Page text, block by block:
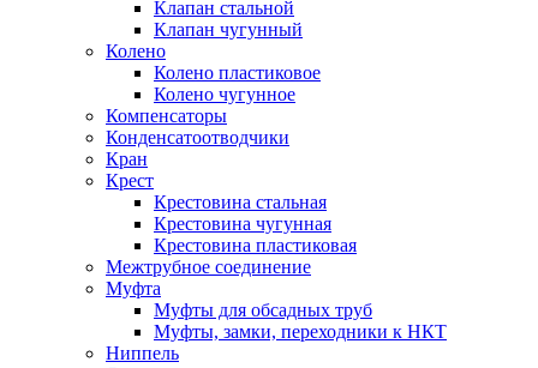
Клапан стальной
Клапан чугунный
Колено
Колено пластиковое
Колено чугунное
Компенсаторы
Конденсатоотводчики
Кран
Крест
Крестовина стальная
Крестовина чугунная
Крестовина пластиковая
Межтрубное соединение
Муфта
Муфты для обсадных труб
Муфты, замки, переходники к НКТ
Ниппель